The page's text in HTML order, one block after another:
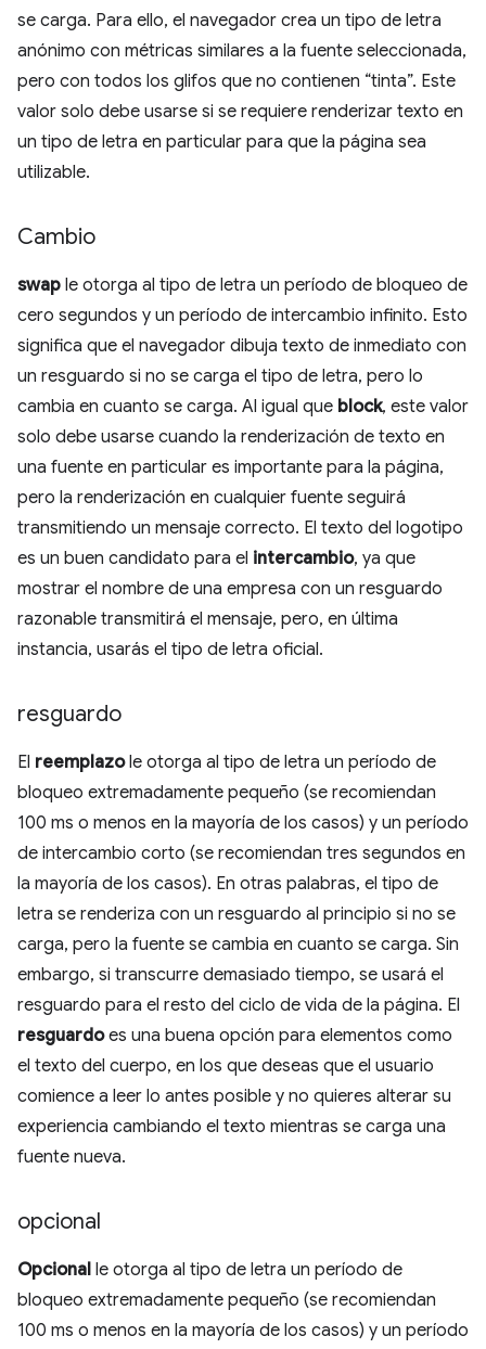
se carga. Para ello, el navegador crea un tipo de letra
anónimo con métricas similares a la fuente seleccionada,
pero con todos los glifos que no contienen “tinta”. Este
valor solo debe usarse si se requiere renderizar texto en
un tipo de letra en particular para que la página sea
utilizable.
Cambio
swap le otorga al tipo de letra un período de bloqueo de
cero segundos y un período de intercambio infinito. Esto
significa que el navegador dibuja texto de inmediato con
un resguardo si no se carga el tipo de letra, pero lo
cambia en cuanto se carga. Al igual que block, este valor
solo debe usarse cuando la renderización de texto en
una fuente en particular es importante para la página,
pero la renderización en cualquier fuente seguirá
transmitiendo un mensaje correcto. El texto del logotipo
es un buen candidato para el intercambio, ya que
mostrar el nombre de una empresa con un resguardo
razonable transmitirá el mensaje, pero, en última
instancia, usarás el tipo de letra oficial.
resguardo
El reemplazole otorga al tipo de letra un período de
bloqueo extremadamente pequeño (se recomiendan
100 ms o menos en la mayoría de los casos) y un período
de intercambio corto (se recomiendan tres segundos en
la mayoría de los casos). En otras palabras, el tipo de
letra se renderiza con un resguardo al principio si no se
carga, pero la fuente se cambia en cuanto se carga. Sin
embargo, si transcurre demasiado tiempo, se usará el
resguardo para el resto del ciclo de vida de la página. El
resguardoes una buena opción para elementos como
el texto del cuerpo, en los que deseas que el usuario
comience a leer lo antes posible y no quieres alterar su
experiencia cambiando el texto mientras se carga una
fuente nueva.
opcional
Opcional le otorga al tipo de letra un período de
bloqueo extremadamente pequeño (se recomiendan
100 ms o menos en la mayoría de los casos) y un período